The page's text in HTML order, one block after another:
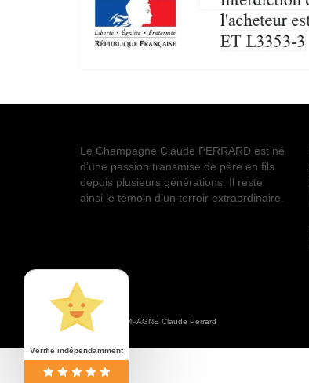
Le Champagne Claude PERRARD est né
d’une passion transmise de père en fils
depuis plusieurs générations. Il reste
ainsi le témoin d’un terroir extraordinaire.
© 2026 CHAMPAGNE Claude Perrard
Vérifié indépendamment